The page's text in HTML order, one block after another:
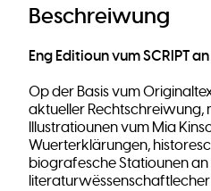
Beschreiwung
Eng Editioun vum SCRIPT
Op der Basis vum
aktueller Rechtschreiwung,
Illustratiounen vum Mia
Wuerterklärungen,
biografesche Statiounen
literaturwëssenschaftlecher